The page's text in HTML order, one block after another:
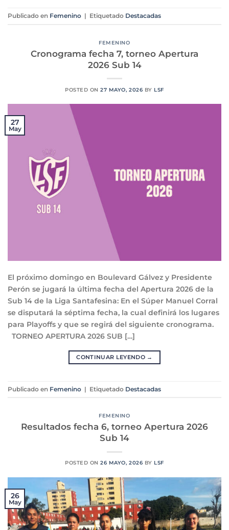
Publicado en Femenino Etiquetado Destacadas
FEMENINO
Cronograma fecha 7, torneo Apertura
2026 Sub 14
POSTED ON27 MAYO, 2026 BY LSF
27
May
El próximo domingo en Boulevard Gálvez y Presidente
Perón se jugará la última fecha del Apertura 2026 de la
Sub 14 de la Liga Santafesina: En el Súper Manuel Corral
se disputará la séptima fecha, la cual definirá los lugares
para Playoffs y que se regirá del siguiente cronograma.
TORNEO APERTURA 2026 SUB […]
CONTINUAR LEYENDO →
Publicado en Femenino | Etiquetado Destacadas
FEMENINO
Resultados fecha 6, torneo Apertura 2026
Sub 14
POSTED ON26 MAYO, 2026 BY LSF
26
May